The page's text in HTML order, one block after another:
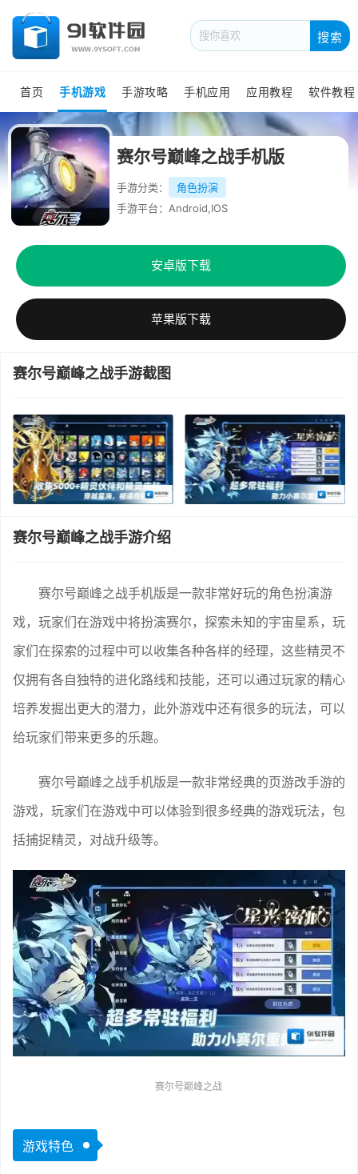
搜索
首页 手机游戏 手游攻略 手机应用 应用教程 软件教程
赛尔号巅峰之战手机版
手游分类：
角色扮演
手游平台：Android,IOS
安卓版下载
苹果版下载
赛尔号巅峰之战手游截图
赛尔号巅峰之战手游介绍
赛尔号巅峰之战手机版是一款非常好玩的角色扮演游
戏，玩家们在游戏中将扮演赛尔，探索未知的宇宙星系，玩
家们在探索的过程中可以收集各种各样的经理，这些精灵不
仅拥有各自独特的进化路线和技能，还可以通过玩家的精心
培养发掘出更大的潜力，此外游戏中还有很多的玩法，可以
给玩家们带来更多的乐趣。
赛尔号巅峰之战手机版是一款非常经典的页游改手游的
游戏，玩家们在游戏中可以体验到很多经典的游戏玩法，包
括捕捉精灵，对战升级等。
赛尔号巅峰之战
游戏特色